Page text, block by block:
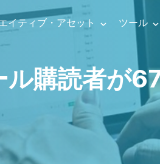
Templates
動画
動画
Ads & Promo
ビデオ広告テン
プロモビデオテ
ニュース動画テ
イティブ・アセット
effects
ツール
Audio editing
ビデオ
ライブ
ナレッ
購読者が